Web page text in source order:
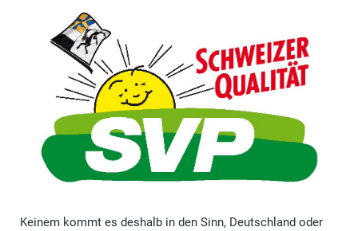
Keinem kommt es deshalb in den Sinn, Deutschland oder